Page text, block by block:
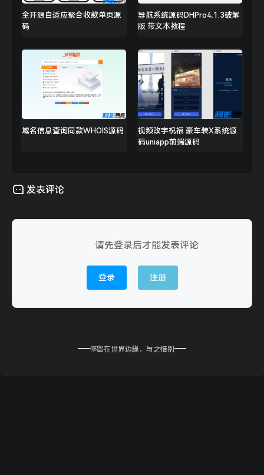
全开源自适应聚合收款单页源
码
导航系统源码DHPro4.1.3破解
版 带文本教程
域名信息查询同款WHOIS源码
视频改字祝福 豪车装X系统源
码uniapp前端源码
发表评论
请先登录后才能发表评论
登录 注册
停留在世界边缘，与之惜别